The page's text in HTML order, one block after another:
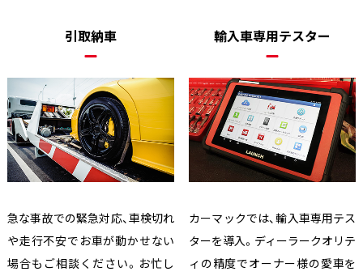
引取納車
急な事故での緊急対応、車検切れ
や走行不安でお車が動かせない
場合もご相談ください。お忙し
輸入車専用テスター
カーマックでは、輸入車専用テス
ターを導入。ディーラークオリテ
ィの精度でオーナー様の愛車を